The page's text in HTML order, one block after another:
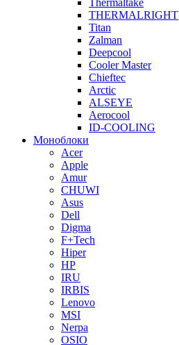
Thermaltake
THERMALRIGHT
Titan
Zalman
Deepcool
Cooler Master
Chieftec
Arctic
ALSEYE
Aerocool
ID-COOLING
Моноблоки
Acer
Apple
Amur
CHUWI
Asus
Dell
Digma
F+Tech
Hiper
HP
IRU
IRBIS
Lenovo
MSI
Nerpa
OSIO